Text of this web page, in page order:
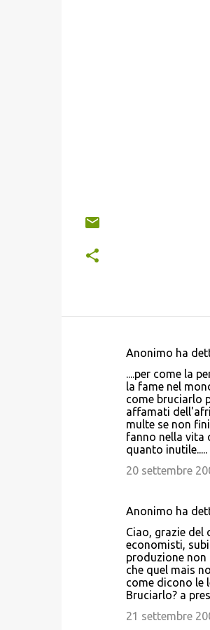
Anonimo ha
....per come la
la fame nel
come bruciarlo
affamati
multe se non
fanno nella vita
quanto inutile.....
20 settembre
Anonimo ha
Ciao, grazie
economisti,
produzione non
che quel mais
come dicono le
Bruciarlo? a
21 settembre